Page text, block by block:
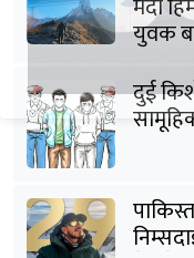
मर्दी
युवक
दुई